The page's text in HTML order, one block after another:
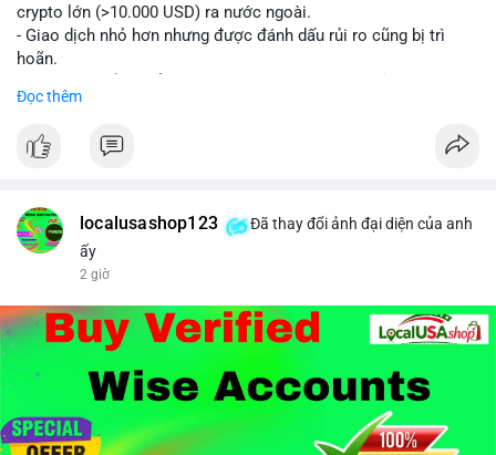
crypto lớn (>10.000 USD) ra nước ngoài.
- Giao dịch nhỏ hơn nhưng được đánh dấu rủi ro cũng bị trì
hoãn.
#vlikevn #titanbot
📰 Nguồn: CoinDesk
Đọc thêm
localusashop123
Đã thay đổi ảnh đại diện của anh
ấy
2 giờ